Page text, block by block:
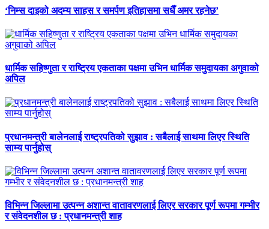
‘निम्स दाइको अदम्य साहस र समर्पण इतिहासमा सधैँ अमर रहनेछ’
धार्मिक सहिष्णुता र राष्ट्रिय एकताका पक्षमा उभिन धार्मिक समुदायका अगुवाको
अपिल
प्रधानमन्त्री बालेनलाई राष्ट्रपतिको सुझाव : सबैलाई साथमा लिएर स्थिति
साम्य पार्नुहोस्
विभिन्न जिल्लामा उत्पन्न अशान्त वातावरणलाई लिएर सरकार पूर्ण रूपमा गम्भीर
र संवेदनशील छ : प्रधानमन्त्री शाह